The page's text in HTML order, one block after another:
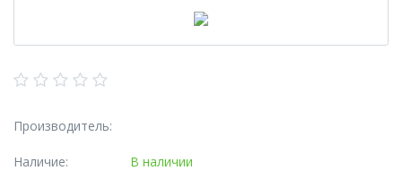
Производитель:
Наличие: В наличии